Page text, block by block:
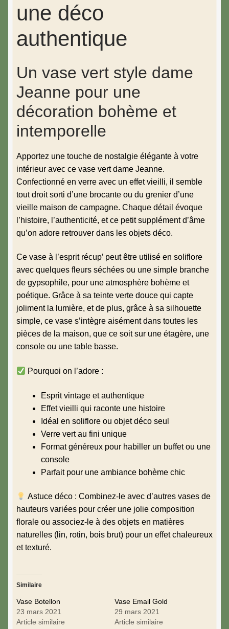
une déco
authentique
Un vase vert style dame
Jeanne pour une
décoration bohème et
intemporelle
Apportez une touche de nostalgie élégante à votre
intérieur avec ce vase vert dame Jeanne.
Confectionné en verre avec un effet vieilli, il semble
tout droit sorti d’une brocante ou du grenier d’une
vieille maison de campagne. Chaque détail évoque
l’histoire, l’authenticité, et ce petit supplément d’âme
qu’on adore retrouver dans les objets déco.
Ce vase à l’esprit récup’ peut être utilisé en soliflore
avec quelques fleurs séchées ou une simple branche
de gypsophile, pour une atmosphère bohème et
poétique. Grâce à sa teinte verte douce qui capte
joliment la lumière, et de plus, grâce à sa silhouette
simple, ce vase s’intègre aisément dans toutes les
pièces de la maison, que ce soit sur une étagère, une
console ou une table basse.
Pourquoi on l’adore :
Esprit vintage et authentique
Effet vieilli qui raconte une histoire
Idéal en soliflore ou objet déco seul
Verre vert au fini unique
Format généreux pour habiller un buffet ou une
console
Parfait pour une ambiance bohème chic
Astuce déco : Combinez-le avec d’autres vases de
hauteurs variées pour créer une jolie composition
florale ou associez-le à des objets en matières
naturelles (lin, rotin, bois brut) pour un effet chaleureux
et texturé.
Similaire
Vase Botellon
23 mars 2021
Article similaire
Vase Email Gold
29 mars 2021
Article similaire